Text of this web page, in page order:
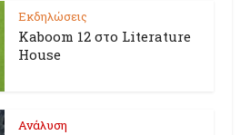
Εκδηλώσεις
Kaboom 12 στο Literature
House
Ανάλυση